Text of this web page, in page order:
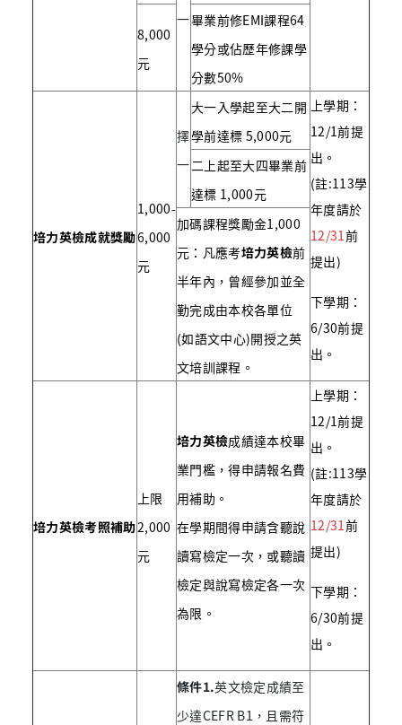
一
8,000
元
畢業前修EMI課程64
學分或佔歷年修課學
分數50%
培力英檢成就獎勵
1,000-
6,000
元
擇
一
大一入學起至大二開
學前達標 5,000元
上學期：
12/1前提
出。
(註:113學
年度請於
12/31前
提出)
下學期：
6/30前提
出。
二上起至大四畢業前
達標 1,000元
加碼課程獎勵金1,000
元：凡應考培力英檢前
半年內，曾經參加並全
勤完成由本校各單位
(如語文中心)開授之英
文培訓課程。
培力英檢考照補助
上限
2,000
元
培力英檢成績達本校畢
業門檻，得申請報名費
用補助。
在學期間得申請含聽說
讀寫檢定一次，或聽讀
檢定與說寫檢定各一次
為限。
上學期：
12/1前提
出。
(註:113學
年度請於
12/31前
提出)
下學期：
6/30前提
出。
條件1.英文檢定成績至
少達CEFR B1，且需符